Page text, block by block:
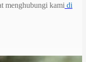
menghubungi kami di